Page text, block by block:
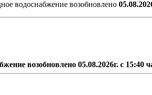
водоснабжение возобновлено
возобновлено 05.08.2026г. с